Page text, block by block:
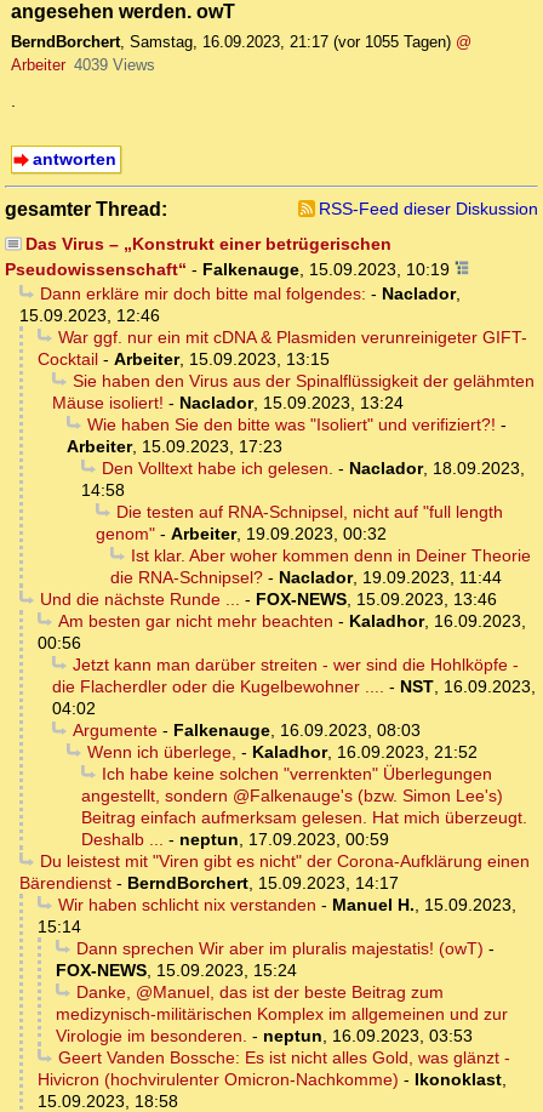
angesehen werden. owT
BerndBorchert, Samstag, 16.09.2023, 21:17 (vor 1055 Tagen) @
Arbeiter 4039 Views
.
antworten
gesamter Thread:
RSS-Feed dieser Diskussion
Das Virus – „Konstrukt einer betrügerischen
Pseudowissenschaft“ - Falkenauge, 15.09.2023, 10:19
Dann erkläre mir doch bitte mal folgendes: - Naclador,
15.09.2023, 12:46
War ggf. nur ein mit cDNA & Plasmiden verunreinigeter GIFT-
Cocktail - Arbeiter, 15.09.2023, 13:15
Sie haben den Virus aus der Spinalflüssigkeit der gelähmten
Mäuse isoliert! - Naclador, 15.09.2023, 13:24
Wie haben Sie den bitte was "Isoliert" und verifiziert?! -
Arbeiter, 15.09.2023, 17:23
Den Volltext habe ich gelesen. - Naclador, 18.09.2023,
14:58
Die testen auf RNA-Schnipsel, nicht auf "full length
genom" - Arbeiter, 19.09.2023, 00:32
Ist klar. Aber woher kommen denn in Deiner Theorie
die RNA-Schnipsel? - Naclador, 19.09.2023, 11:44
Und die nächste Runde ... - FOX-NEWS, 15.09.2023, 13:46
Am besten gar nicht mehr beachten - Kaladhor, 16.09.2023,
00:56
Jetzt kann man darüber streiten - wer sind die Hohlköpfe -
die Flacherdler oder die Kugelbewohner .... - NST, 16.09.2023,
04:02
Argumente- Falkenauge, 16.09.2023, 08:03
Wenn ich überlege, - Kaladhor, 16.09.2023, 21:52
Ich habe keine solchen "verrenkten" Überlegungen
angestellt, sondern @Falkenauge's (bzw. Simon Lee's)
Beitrag einfach aufmerksam gelesen. Hat mich überzeugt.
Deshalb ... - neptun, 17.09.2023, 00:59
Du leistest mit "Viren gibt es nicht" der Corona-Aufklärung einen
Bärendienst - BerndBorchert, 15.09.2023, 14:17
Wir haben schlicht nix verstanden - Manuel H., 15.09.2023,
15:14
Dann sprechen Wir aber im pluralis majestatis! (owT) -
FOX-NEWS, 15.09.2023, 15:24
Danke, @Manuel, das ist der beste Beitrag zum
medizynisch-militärischen Komplex im allgemeinen und zur
Virologie im besonderen. - neptun, 16.09.2023, 03:53
Geert Vanden Bossche: Es ist nicht alles Gold, was glänzt -
Hivicron (hochvirulenter Omicron-Nachkomme) - Ikonoklast,
15.09.2023, 18:58